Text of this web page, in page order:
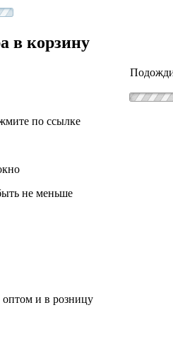
в корзину
по ссылке
не меньше
оптом и в розницу